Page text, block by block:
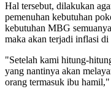
Hal tersebut, dilakukan
pemenuhan kebutuhan
kebutuhan MBG
maka akan terjadi inflasi
"Setelah kami hitung-
yang nantinya akan
orang termasuk ibu hamil,"